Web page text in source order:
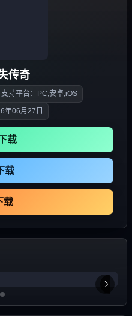
传奇
支持平台：PC,安卓,iOS
年06月27日
载
载
载